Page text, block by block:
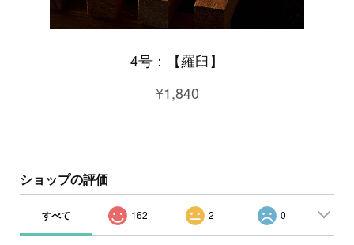
4号：【羅臼】
¥1,840
ショップの評価
すべて 162 2 0